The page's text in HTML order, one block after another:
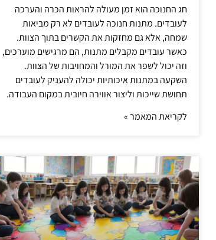
חג החנוכה הוא זמן מעולה להראות הכרה והערכה
לעובדים. מתנות חנוכה לעובדים לא רק מביאות
שמחה, אלא גם מחזקות את הקשרים בתוך הצוות.
כאשר עובדים מקבלים מתנות, הם מרגישים מוערכים,
וזה יכול לשפר את המורל והמחויבות של הצוות.
השקעה במתנות איכותיות יכולה להעניק לעובדים
תחושת שייכות וליצור אווירה חיובית במקום העבודה.
לקריאת המאמר »